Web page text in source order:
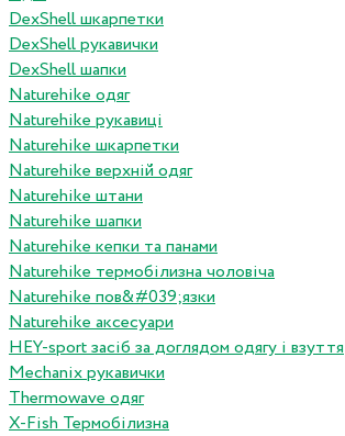
DexShell шкарпетки
DexShell рукавички
DexShell шапки
Naturehike одяг
Naturehike рукавиці
Naturehike шкарпетки
Naturehike верхній одяг
Naturehike штани
Naturehike шапки
Naturehike кепки та панами
Naturehike термобілизна чоловіча
Naturehike пов&#039;язки
Naturehike аксесуари
HEY-sport засіб за доглядом одягу і взуття
Mechanix рукавички
Thermowave одяг
X-Fish Термобілизна